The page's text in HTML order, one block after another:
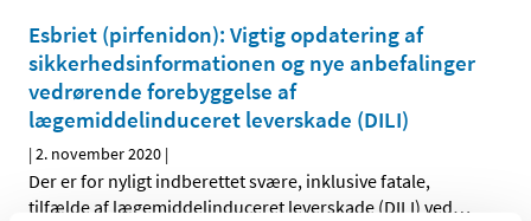
Esbriet (pirfenidon): Vigtig opdatering af
sikkerhedsinformationen og nye anbefalinger
vedrørende forebyggelse af
lægemiddelinduceret leverskade (DILI)
|2. november 2020 |
Der er for nyligt indberettet svære, inklusive fatale,
tilfælde af lægemiddelinduceret leverskade (DILI) ved…